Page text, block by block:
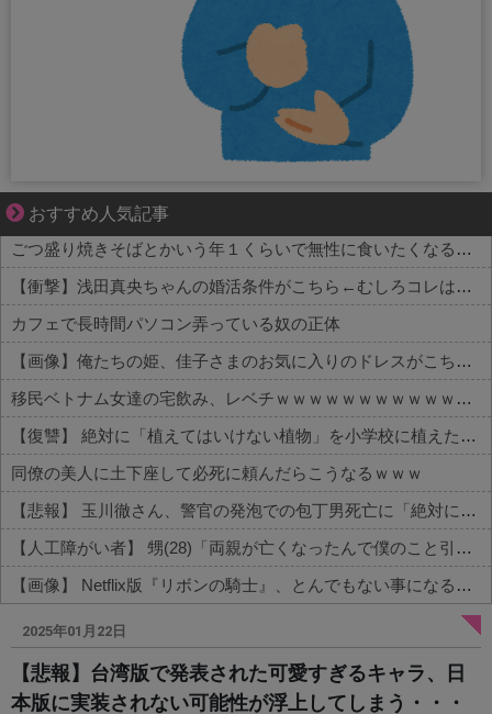
おすすめ人気記事
ぜんぶ私が中心、そう思われたくないのに
ごつ盛り焼きそばとかいう年１くらいで無性に食いたくなるやつｗｗｗｗｗｗｗｗ
【衝撃】浅田真央ちゃんの婚活条件がこちら←むしろコレは普通じゃね？w w w w w w w w
カフェで長時間パソコン弄っている奴の正体
【画像】俺たちの姫、佳子さまのお気に入りのドレスがこちらです←コレは可愛過ぎるw w w w w w w w
移民ベトナム女達の宅飲み、レベチｗｗｗｗｗｗｗｗｗｗｗｗｗｗｗｗｗｗｗｗｗｗｗｗ
【復讐】 絶対に「植えてはいけない植物」を小学校に植えた→20年経って見に行くと…「！？」衝撃の光景が・・・
同僚の美人に土下座して必死に頼んだらこうなるｗｗｗ
【悲報】 玉川徹さん、警官の発泡での包丁男死亡に「絶対に死刑にならない罪なのに警察が死刑にした！」 → 元警官のマジレスがコチラ → ………
【人工障がい者】 甥(28)「両親が亡くなったんで僕のこと引き取ってほしいんですけど！」なんでいい年したヒキニートを引き取らなきゃいけないんだ...
【画像】 Netflix版『リボンの騎士』、とんでもない事になるｗｗｗｗｗ
Powered by livedoor 相互RSS
2025年01月22日
【悲報】台湾版で発表された可愛すぎるキャラ、日
本版に実装されない可能性が浮上してしまう・・・